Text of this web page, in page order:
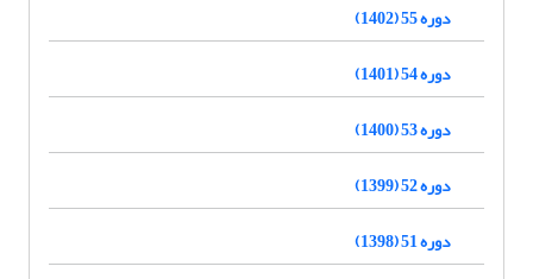
دوره 55 (1402)
دوره 54 (1401)
دوره 53 (1400)
دوره 52 (1399)
دوره 51 (1398)